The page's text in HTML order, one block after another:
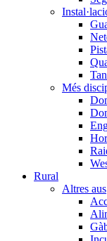
Més
Rural
Altres aus